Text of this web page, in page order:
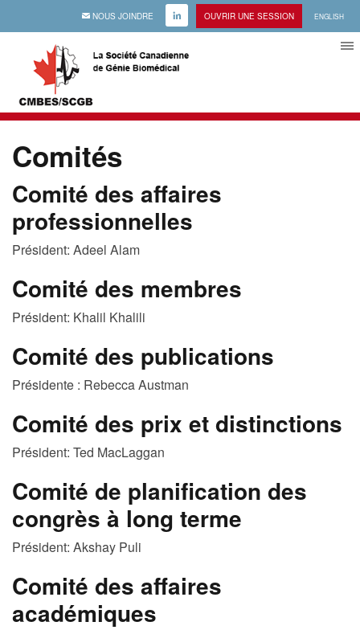
EMAIL NOUS JOINDRE LINKEDIN OUVRIR UNE SESSION ENGLISH
Comités
Comité des affaires
professionnelles
Président: Adeel Alam
Comité des membres
Président: Khalil Khalili
Comité des publications
Présidente : Rebecca Austman
Comité des prix et distinctions
Président: Ted MacLaggan
Comité de planification des
congrès à long terme
Président: Akshay Puli
Comité des affaires
académiques